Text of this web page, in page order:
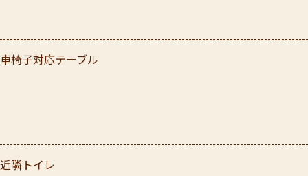
車椅子対応テーブル
近隣トイレ